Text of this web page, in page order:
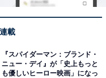
載
『スパイダーマン：ブランド・
ニュー・デイ』が「史上もっと
も優しいヒーロー映画」になっ